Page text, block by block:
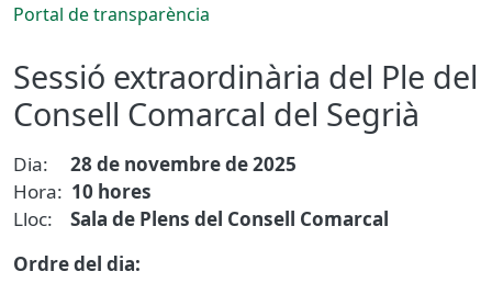
Sessió extraordinària del Ple del
Consell Comarcal del Segrià
Dia: 28 de novembre de 2025
Hora: 10 hores
Lloc:
Sala de Plens del Consell Comarcal
Ordre del dia:
Portal de transparència